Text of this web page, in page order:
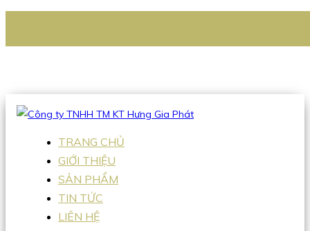
Hotline:0938 336 079
TRANG CHỦ
GIỚI THIỆU
SẢN PHẨM
TIN TỨC
LIÊN HỆ